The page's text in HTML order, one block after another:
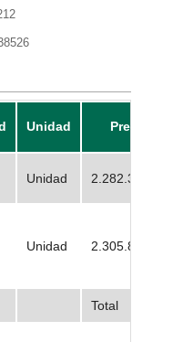
Unidad Precio
Unidad 2.282.329,00
Unidad 2.305.882,00
Total